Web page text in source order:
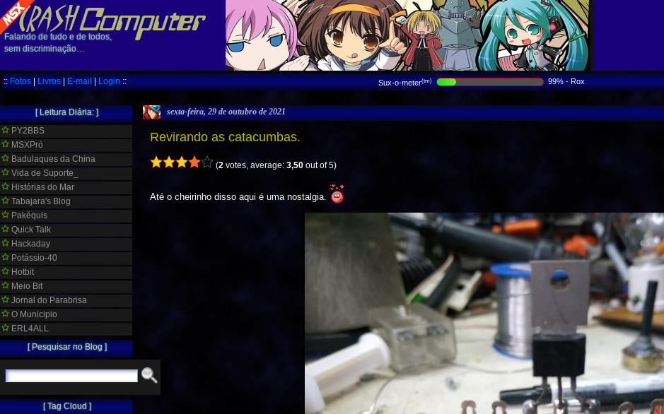
Falando de tudo e de todos,
sem discriminação…
::Fotos|Livros|E-mail|Login:: Sux-o-meter(tm) 99% - Rox
sexta-feira, 29 de outubro de 2021
Revirando as catacumbas.
(2 votes, average:3,50 out of 5)
Até o cheirinho disso aqui é uma nostalgia.
[ Leitura Diária: ]
PY2BBS
MSXPró
Badulaques da China
Vida de Suporte_
Histórias do Mar
Tabajara's Blog
Pakéquis
Quick Talk
Hackaday
Potássio-40
Hotbit
Meio Bit
Jornal do Parabrisa
O Municipio
ERL4ALL
[ Pesquisar no Blog ]
[ Tag Cloud ]